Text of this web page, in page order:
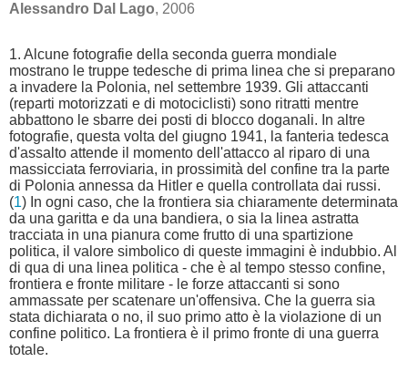
Alessandro Dal Lago, 2006
1. Alcune fotografie della seconda guerra mondiale
mostrano le truppe tedesche di prima linea che si preparano
a invadere la Polonia, nel settembre 1939. Gli attaccanti
(reparti motorizzati e di motociclisti) sono ritratti mentre
abbattono le sbarre dei posti di blocco doganali. In altre
fotografie, questa volta del giugno 1941, la fanteria tedesca
d'assalto attende il momento dell'attacco al riparo di una
massicciata ferroviaria, in prossimità del confine tra la parte
di Polonia annessa da Hitler e quella controllata dai russi.
(1) In ogni caso, che la frontiera sia chiaramente determinata
da una garitta e da una bandiera, o sia la linea astratta
tracciata in una pianura come frutto di una spartizione
politica, il valore simbolico di queste immagini è indubbio. Al
di qua di una linea politica - che è al tempo stesso confine,
frontiera e fronte militare - le forze attaccanti si sono
ammassate per scatenare un'offensiva. Che la guerra sia
stata dichiarata o no, il suo primo atto è la violazione di un
confine politico. La frontiera è il primo fronte di una guerra
totale.